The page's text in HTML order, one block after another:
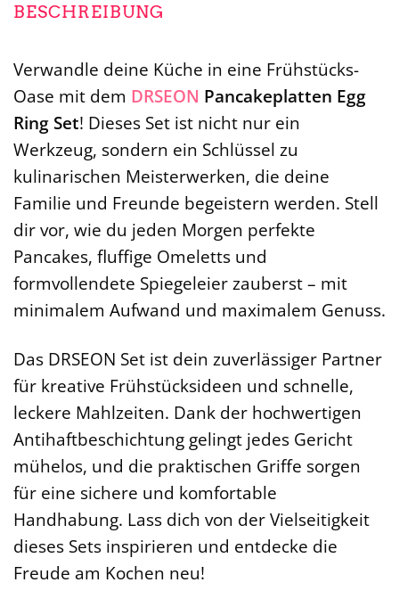
BESCHREIBUNG
Verwandle deine Küche in eine Frühstücks-
Oase mit dem DRSEON Pancakeplatten Egg
Ring Set! Dieses Set ist nicht nur ein
Werkzeug, sondern ein Schlüssel zu
kulinarischen Meisterwerken, die deine
Familie und Freunde begeistern werden. Stell
dir vor, wie du jeden Morgen perfekte
Pancakes, fluffige Omeletts und
formvollendete Spiegeleier zauberst – mit
minimalem Aufwand und maximalem Genuss.
Das DRSEON Set ist dein zuverlässiger Partner
für kreative Frühstücksideen und schnelle,
leckere Mahlzeiten. Dank der hochwertigen
Antihaftbeschichtung gelingt jedes Gericht
mühelos, und die praktischen Griffe sorgen
für eine sichere und komfortable
Handhabung. Lass dich von der Vielseitigkeit
dieses Sets inspirieren und entdecke die
Freude am Kochen neu!